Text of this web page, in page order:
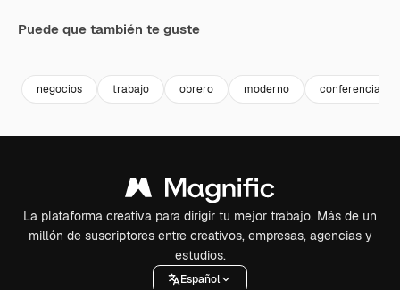
Puede que también te guste
negocios trabajo obrero moderno conferencia
La plataforma creativa para dirigir tu mejor trabajo. Más de un
millón de suscriptores entre creativos, empresas, agencias y
estudios.
Español